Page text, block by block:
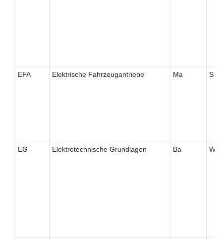
EFA Elektrische Fahrzeugantriebe Ma S
EG Elektrotechnische Grundlagen Ba W